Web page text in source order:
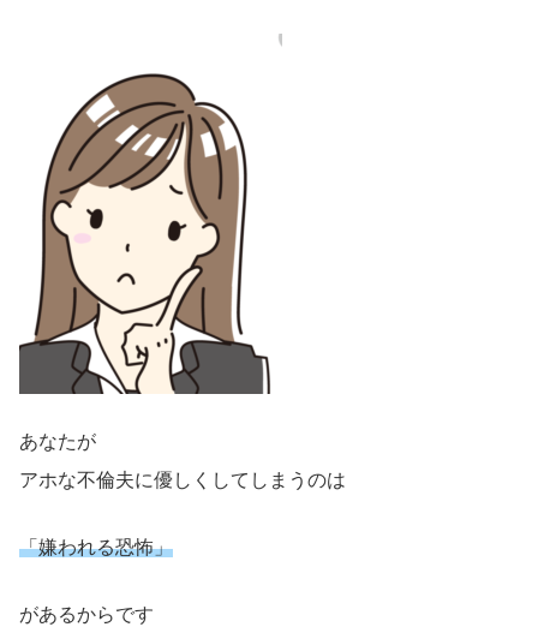
あなたが
アホな不倫夫に優しくしてしまうのは
「嫌われる恐怖」
があるからです